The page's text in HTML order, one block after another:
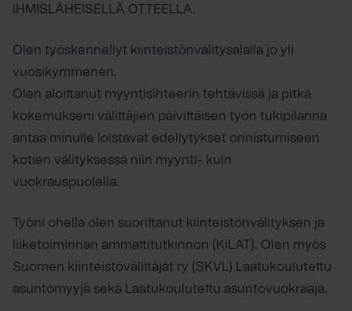
IHMISLÄHEISELLÄ OTTEELLA.
Olen työskennellyt kiinteistönvälitysalalla jo yli
vuosikymmenen.
Olen aloittanut myyntisihteerin tehtävissä ja pitkä
kokemukseni välittäjien päivittäisen työn tukipilarina
antaa minulle loistavat edellytykset onnistumiseen
kotien välityksessä niin myynti- kuin
vuokrauspuolella.
Työni ohella olen suorittanut kiinteistönvälityksen ja
liiketoiminnan ammattitutkinnon (KiLAT). Olen myös
Suomen kiinteistövälittäjät ry (SKVL) Laatukoulutettu
asuntomyyjä sekä Laatukoulutettu asuntovuokraaja.